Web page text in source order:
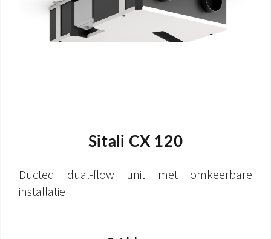
Sitali CX 120
Ducted dual-flow unit met omkeerbare
installatie